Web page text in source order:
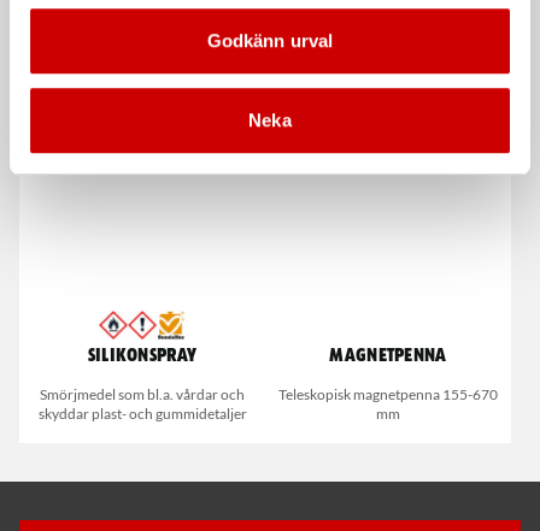
Godkänn urval
Neka
Cyanoakrylatlim för limning av
Rak och vinklad
Silikonspray
Smörjmedel som bl.a. vårdar och
skyddar plast- och gummidetaljer
Magnetpenna
Teleskopisk magnetpenna 155-670
mm